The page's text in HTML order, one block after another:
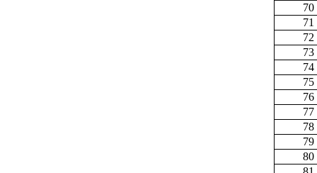
70
71
72
73
74
75
76
77
78
79
80